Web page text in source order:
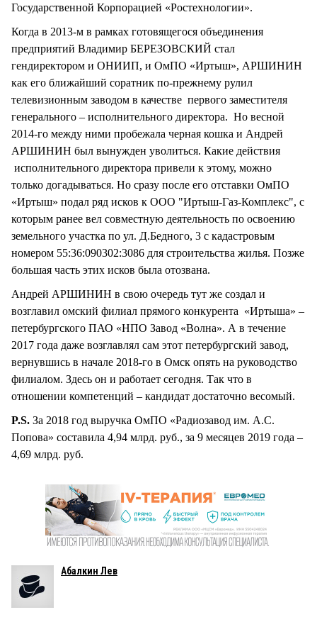
Государственной Корпорацией «Ростехнологии».
Когда в 2013-м в рамках готовящегося объединения
предприятий Владимир БЕРЕЗОВСКИЙ стал
гендиректором и ОНИИП, и ОмПО «Иртыш», АРШИНИН
как его ближайший соратник по-прежнему рулил
телевизионным заводом в качестве первого заместителя
генерального – исполнительного директора. Но весной
2014-го между ними пробежала черная кошка и Андрей
АРШИНИН был вынужден уволиться. Какие действия
исполнительного директора привели к этому, можно
только догадываться. Но сразу после его отставки ОмПО
«Иртыш» подал ряд исков к ООО "Иртыш-Газ-Комплекс", с
которым ранее вел совместную деятельность по освоению
земельного участка по ул. Д.Бедного, 3 с кадастровым
номером 55:36:090302:3086 для строительства жилья. Позже
большая часть этих исков была отозвана.
Андрей АРШИНИН в свою очередь тут же создал и
возглавил омский филиал прямого конкурента «Иртыша» –
петербургского ПАО «НПО Завод «Волна». А в течение
2017 года даже возглавлял сам этот петербургский завод,
вернувшись в начале 2018-го в Омск опять на руководство
филиалом. Здесь он и работает сегодня. Так что в
отношении компетенций – кандидат достаточно весомый.
P.S. За 2018 год выручка ОмПО «Радиозавод им. А.С.
Попова» составила 4,94 млрд. руб., за 9 месяцев 2019 года –
4,69 млрд. руб.
Абалкин Лев